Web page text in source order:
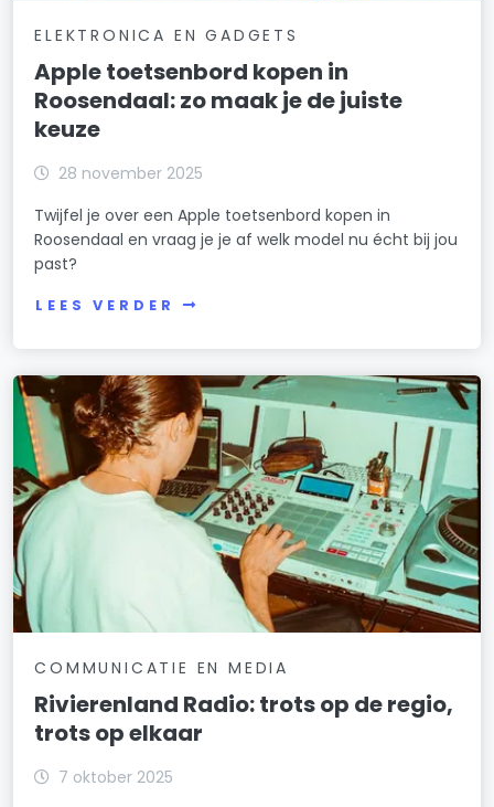
ELEKTRONICA EN GADGETS
Apple toetsenbord kopen in
Roosendaal: zo maak je de juiste
keuze
28 november 2025
Twijfel je over een Apple toetsenbord kopen in
Roosendaal en vraag je je af welk model nu écht bij jou
past?
LEES VERDER
COMMUNICATIE EN MEDIA
Rivierenland Radio: trots op de regio,
trots op elkaar
7 oktober 2025